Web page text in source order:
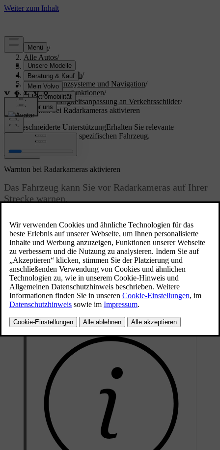
Support/
Alle Autos/
S60 2024/
Benutzerhandbuch/
Fahrerassistenzsysteme und Navigation/
Fahrerassistenzfunktionen/
Geschwindigkeitsanpassung an Verkehrsschilder/
Warnton bei Radarkameras aktivieren
Maßgeschneiderte UnterstützungErhalten Sie relevante
Informationen zu Ihrem spezifischen Fahrzeug.
Anmelden
Warnton bei Radarkameras aktivieren
Das Fahrzeug kann Sie vor Radarkameras auf Ihrer
Strecke warnen.
Dazu erscheint eine entsprechende Warnung auf dem Fahrerdisplay
und ein Warnton erklingt.
Tippen Sie am unteren Displayrand auf das Fahrzeugsymbol
und dann aufEinstellungen.
Wählen SieFahren→Safety Assistance→Akustische Warnung
Geschwindigkeitskameraaus.
Aktivieren oder deaktivieren Sie die akustische Warnung bei
Radarkameras auf Ihrer Strecke.